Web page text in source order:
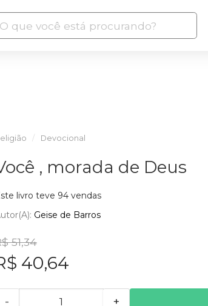
Devocional
, morada de Deus
livro teve 94 vendas
Geise de Barros
51,34
40,64
- +